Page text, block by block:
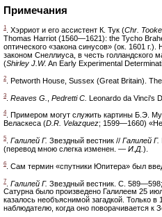
Примечания
1 . Хэрриот и его ассистент К. Тук (Chr. Tooke
Thomas Harriot (1560—1621): the Tycho
оптического «закона синусов» (ок. 1601
законом Снеллиуса, в честь голландского
(Shirley J.W. An Early Experimental
2 . Petworth House, Sussex (Great Britain).
3 Reaves G. Pedretti C. Leonardo da Vinci's
4. Примером могут служить картины Б.Э.
Веласкеса (D.R. Velazquez; 1599—1660)
5 Галилей Г. Звездный вестник // Галилей Г.
(перевод мною слегка изменен. — И.Д. ).
6 . Сам термин «спутники Юпитера» был
7 Галилей Г. Звездный вестник. С.
Сатурна было произведено Галилеем 25
казалось необъяснимой загадкой. Только
наблюдателю, когда оно поворачивается к